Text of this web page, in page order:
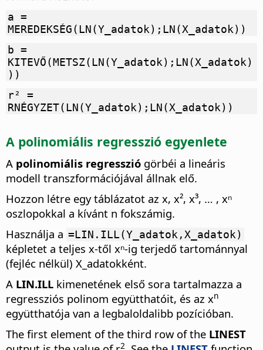
a =
MEREDEKSÉG(LN(Y_adatok);LN(X_adatok))
b =
KITEVŐ(METSZ(LN(Y_adatok);LN(X_adatok)
))
r² =
RNÉGYZET(LN(Y_adatok);LN(X_adatok))
A polinomiális regresszió egyenlete
A polinomiális regresszió görbéi a lineáris
modell transzformációjával állnak elő.
Hozzon létre egy táblázatot az x, x², x³, … , xⁿ
oszlopokkal a kívánt n fokszámig.
Használja a =LIN.ILL(Y_adatok,X_adatok)
képletet a teljes x-től xⁿ-ig terjedő tartománnyal
(fejléc nélkül) X_adatokként.
A LIN.ILL kimenetének első sora tartalmazza a
regressziós polinom együtthatóit, és az xn
együtthatója van a legbaloldalibb pozícióban.
The first element of the third row of the LINEST
2